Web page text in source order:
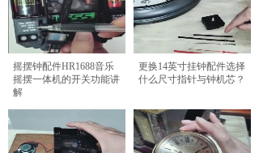
摇摆钟配件HR1688音乐
摇摆一体机的开关功能讲
解
更换14英寸挂钟配件选择
什么尺寸指针与钟机芯？